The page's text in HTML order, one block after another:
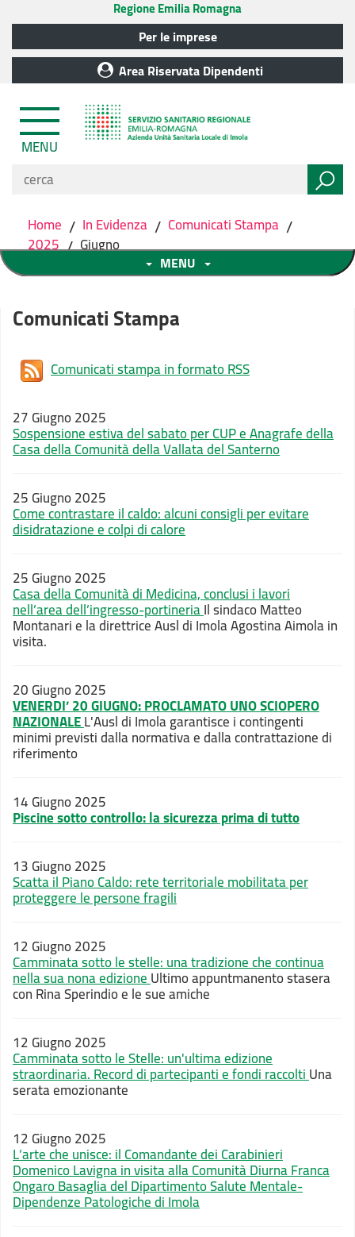
Regione Emilia Romagna
Per le imprese
Area Riservata Dipendenti
MENU
Home / In Evidenza / Comunicati Stampa /
2025 / Giugno
MENU
Comunicati Stampa
Comunicati stampa in formato RSS
27 Giugno 2025
Sospensione estiva del sabato per CUP e Anagrafe della
Casa della Comunità della Vallata del Santerno
25 Giugno 2025
Come contrastare il caldo: alcuni consigli per evitare
disidratazione e colpi di calore
25 Giugno 2025
Casa della Comunità di Medicina, conclusi i lavori
nell’area dell’ingresso-portineriaIl sindaco Matteo
Montanari e la direttrice Ausl di Imola Agostina Aimola in
visita.
20 Giugno 2025
VENERDI’ 20 GIUGNO:PROCLAMATO UNO SCIOPERO
NAZIONALEL'Ausl di Imola garantisce i contingenti
minimi previsti dalla normativa e dalla contrattazione di
riferimento
14 Giugno 2025
Piscine sotto controllo: la sicurezza prima di tutto
13 Giugno 2025
Scatta il Piano Caldo: rete territoriale mobilitata per
proteggere le persone fragili
12 Giugno 2025
Camminata sotto le stelle: una tradizione che continua
nella sua nona edizioneUltimo appuntmanento stasera
con Rina Sperindio e le sue amiche
12 Giugno 2025
Camminata sotto le Stelle: un'ultima edizione
straordinaria. Record di partecipanti e fondi raccoltiUna
serata emozionante
12 Giugno 2025
L’arte che unisce: il Comandante dei Carabinieri
Domenico Lavigna in visita alla Comunità Diurna Franca
Ongaro Basaglia del Dipartimento Salute Mentale-
Dipendenze Patologiche di Imola